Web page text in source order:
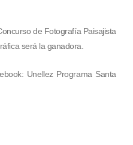
de Fotografía Paisajista
será la ganadora.
Unellez Programa Santa